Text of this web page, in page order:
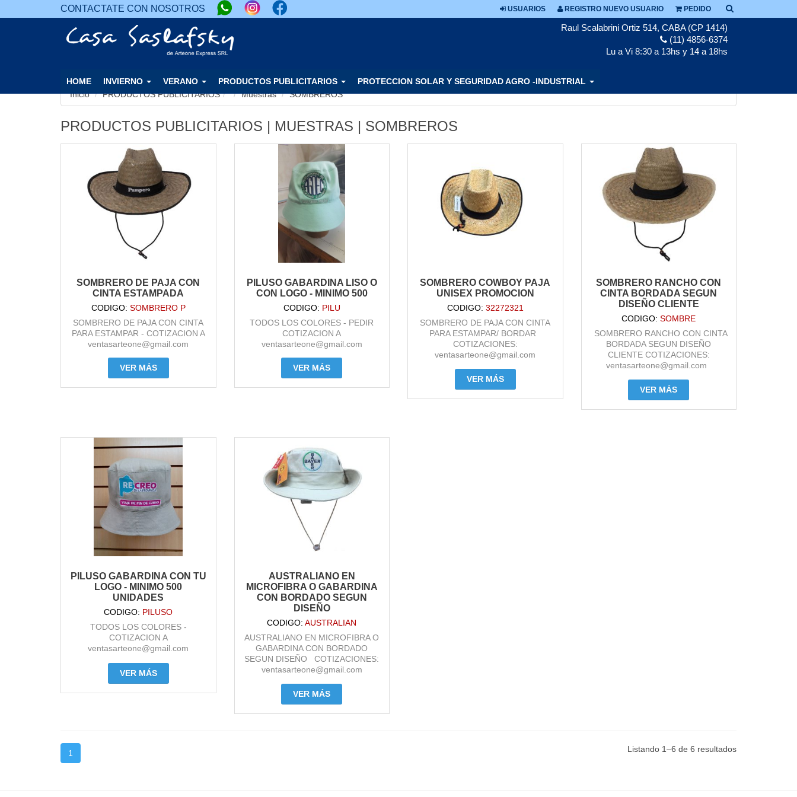
CONTACTATE CON NOSOTROS USUARIOS REGISTRO NUEVO USUARIO PEDIDO
Raul Scalabrini Ortiz 514, CABA (CP 1414)
(11) 4856-6374
Lu a Vi 8:30 a 13hs y 14 a 18hs
HOME INVIERNO VERANO PRODUCTOS PUBLICITARIOS
PROTECCION SOLAR Y SEGURIDAD AGRO -INDUSTRIAL
Inicio
PRODUCTOS PUBLICITARIOS Muestras SOMBREROS
PRODUCTOS PUBLICITARIOS | MUESTRAS | SOMBREROS
SOMBRERO DE PAJA CON
CINTA ESTAMPADA
CODIGO: SOMBRERO P
SOMBRERO DE PAJA CON CINTA
PARA ESTAMPAR - COTIZACION A
ventasarteone@gmail.com
VER MÁS
PILUSO GABARDINA LISO O
CON LOGO - MINIMO 500
CODIGO: PILU
TODOS LOS COLORES - PEDIR
COTIZACION A
ventasarteone@gmail.com
VER MÁS
SOMBRERO COWBOY PAJA
UNISEX PROMOCION
CODIGO: 32272321
SOMBRERO DE PAJA CON CINTA
PARA ESTAMPAR/ BORDAR
COTIZACIONES:
ventasarteone@gmail.com
VER MÁS
SOMBRERO RANCHO CON
CINTA BORDADA SEGUN
DISEÑO CLIENTE
CODIGO:SOMBRE
SOMBRERO RANCHO CON CINTA
BORDADA SEGUN DISEÑO
CLIENTE COTIZACIONES:
ventasarteone@gmail.com
VER MÁS
PILUSO GABARDINA CON TU
LOGO - MINIMO 500
UNIDADES
CODIGO: PILUSO
TODOS LOS COLORES -
COTIZACION A
ventasarteone@gmail.com
VER MÁS
AUSTRALIANO EN
MICROFIBRA O GABARDINA
CON BORDADO SEGUN
DISEÑO
CODIGO:AUSTRALIAN
AUSTRALIANO EN MICROFIBRA O
GABARDINA CON BORDADO
SEGUN DISEÑO COTIZACIONES:
ventasarteone@gmail.com
VER MÁS
1 Listando 1–6 de 6 resultados